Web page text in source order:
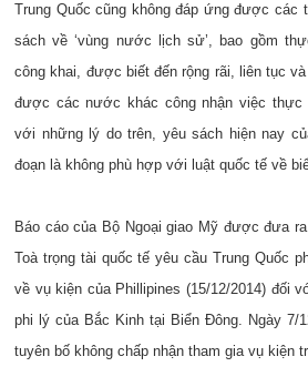
Trung Quốc cũng không đáp ứng được các
sách về ‘vùng nước lịch sử’, bao gồm
công khai, được biết đến rộng rãi, liên tục
được các nước khác công nhận việc thực
với những lý do trên, yêu sách hiện nay
đoạn là không phù hợp với luật quốc tế về
Báo cáo của Bộ Ngoại giao Mỹ được đưa
Toà trọng tài quốc tế yêu cầu Trung Quốc
về vụ kiện của Phillipines (15/12/2014) đối
phi lý của Bắc Kinh tại Biển Đông. Ngày 7/
tuyên bố không chấp nhận tham gia vụ kiện